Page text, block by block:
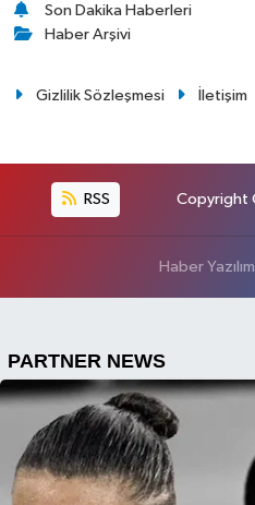
Son Dakika Haberleri
Haber Arşivi
Gizlilik Sözleşmesi İletişim
RSS Copyright
Haber